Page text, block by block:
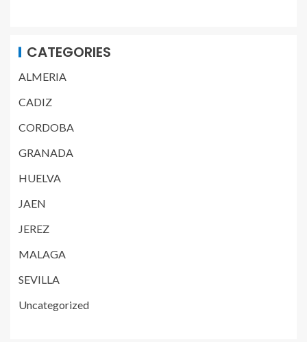
CATEGORIES
ALMERIA
CADIZ
CORDOBA
GRANADA
HUELVA
JAEN
JEREZ
MALAGA
SEVILLA
Uncategorized